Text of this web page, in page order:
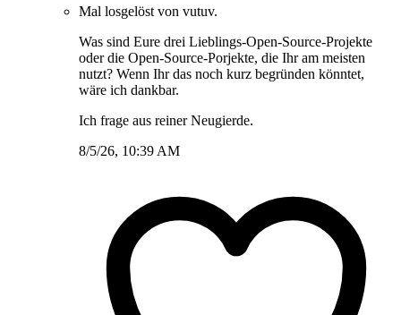
Mal losgelöst von vutuv.
Was sind Eure drei Lieblings-Open-Source-Projekte
oder die Open-Source-Porjekte, die Ihr am meisten
nutzt? Wenn Ihr das noch kurz begründen könntet,
wäre ich dankbar.
Ich frage aus reiner Neugierde.
8/5/26, 10:39 AM